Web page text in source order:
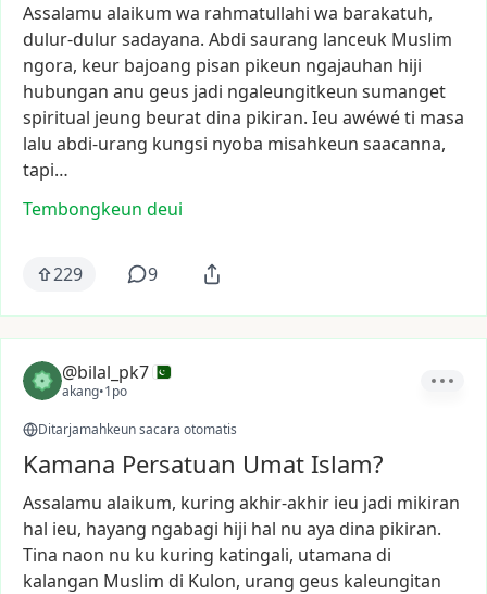
Assalamu alaikum wa rahmatullahi wa barakatuh,
dulur-dulursadayana. Abdi saurang lanceuk Muslim
ngora, keur bajoang pisan pikeun ngajauhan hiji
hubungan anu geus jadi ngaleungitkeun sumanget
spiritual jeung beurat dina pikiran. Ieu awéwéti masa
lalu abdi-urang kungsi nyoba misahkeun saacanna,
tapi…
Tembongkeun deui
229 9
@bilal_pk7
akang•1po
Ditarjamahkeun sacara otomatis
Kamana Persatuan Umat Islam?
Assalamu alaikum, kuring akhir-akhir ieu jadi mikiran
hal ieu, hayang ngabagi hiji hal nu aya dina pikiran.
Tina naon nu ku kuring katingali, utamana di
kalangan Muslim di Kulon, urang geus kaleungitan